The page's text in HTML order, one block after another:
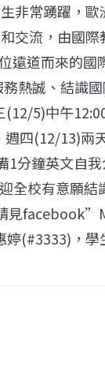
非常踴躍，歐
交流，由國際
遠道而來的國
熱誠、結識國
5)中午
四(12/13)兩
1分鐘英文自
全校有意願結
見
(#3333)，學